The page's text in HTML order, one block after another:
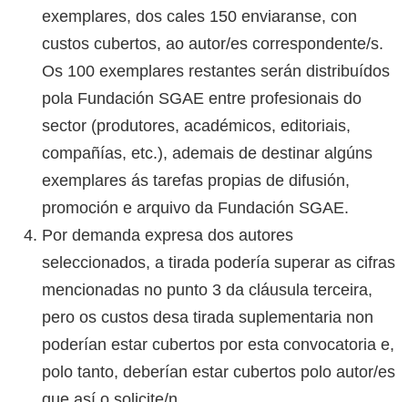
exemplares, dos cales 150 enviaranse, con
custos cubertos, ao autor/es correspondente/s.
Os 100 exemplares restantes serán distribuídos
pola Fundación SGAE entre profesionais do
sector (produtores, académicos, editoriais,
compañías, etc.), ademais de destinar algúns
exemplares ás tarefas propias de difusión,
promoción e arquivo da Fundación SGAE.
Por demanda expresa dos autores
seleccionados, a tirada podería superar as cifras
mencionadas no punto 3 da cláusula terceira,
pero os custos desa tirada suplementaria non
poderían estar cubertos por esta convocatoria e,
polo tanto, deberían estar cubertos polo autor/es